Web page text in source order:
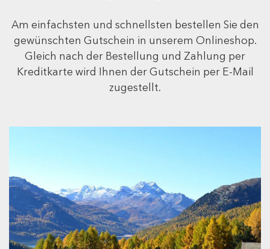
Am einfachsten und schnellsten bestellen Sie den
gewünschten Gutschein in unserem Onlineshop.
Gleich nach der Bestellung und Zahlung per
Kreditkarte wird Ihnen der Gutschein per E-Mail
zugestellt.